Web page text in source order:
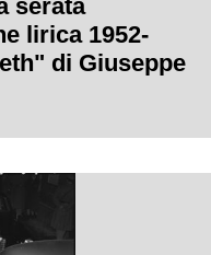
serata
lirica 1952-
di Giuseppe